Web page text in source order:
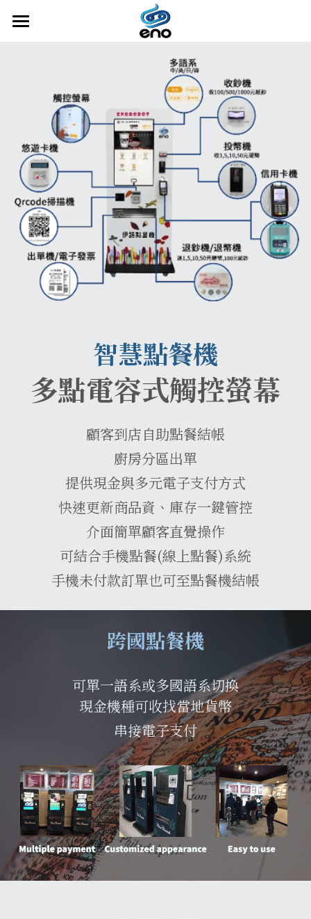
NEW！叮咚服務鈴免費試用
產品介紹
內用手機掃碼點餐
POS系統
智慧點餐機
送餐機器人
自動化餐飲
多元支付
合作案例
知識分享
關於我們
聯絡我們
隱私政策
智慧點餐機
多點電容式觸控螢幕
顧客到店自助點餐結帳
廚房分區出單
提供現金與多元電子支付方式
快速更新商品資、庫存一鍵管控
介面簡單顧客直覺操作
可結合手機點餐(線上點餐)系統
手機未付款訂單也可至點餐機結帳
跨國點餐機
可單一語系或多國語系切換
現金機種可收找當地貨幣
串接電子支付